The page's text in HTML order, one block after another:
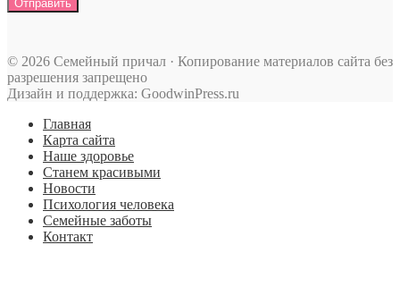
© 2026 Семейный причал · Копирование материалов сайта без
разрешения запрещено
Дизайн и поддержка: GoodwinPress.ru
Главная
Карта сайта
Наше здоровье
Станем красивыми
Новости
Психология человека
Семейные заботы
Контакт